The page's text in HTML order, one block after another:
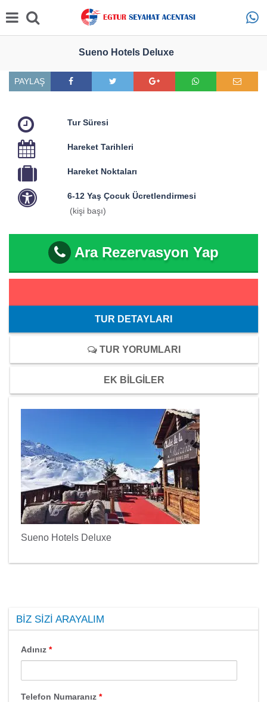
Sueno Hotels Deluxe
PAYLAŞ
Tur Süresi
Hareket Tarihleri
Hareket Noktaları
6-12 Yaş Çocuk Ücretlendirmesi
(kişi başı)
Ara Rezervasyon Yap
TUR DETAYLARI
TUR YORUMLARI
EK BİLGİLER
Sueno Hotels Deluxe
BIZ SIZI ARAYALIM
Adınız *
Telefon Numaranız *